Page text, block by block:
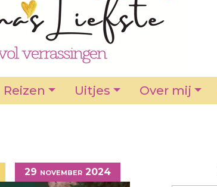
Reizen Uitjes Over mij
29 november 2024